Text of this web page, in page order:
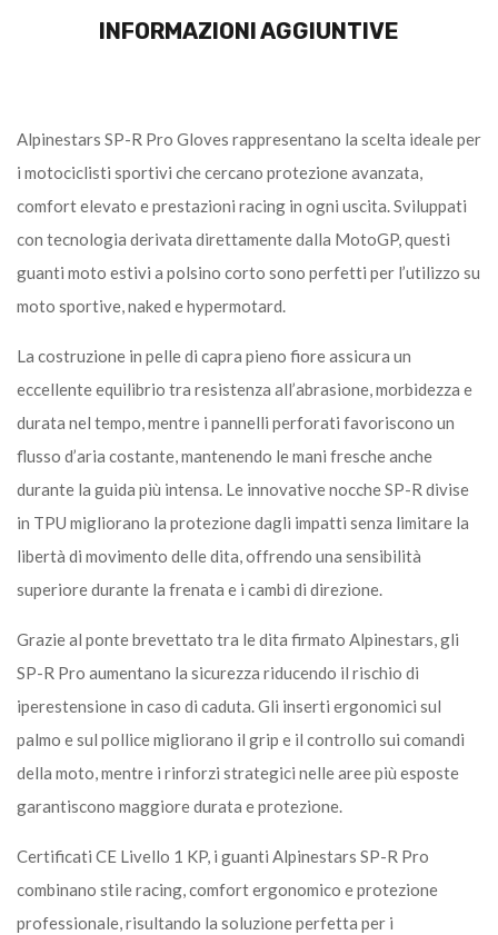
INFORMAZIONI AGGIUNTIVE
Alpinestars SP-R Pro Gloves rappresentano la scelta ideale per
i motociclisti sportivi che cercano protezione avanzata,
comfort elevato e prestazioni racing in ogni uscita. Sviluppati
con tecnologia derivata direttamente dalla MotoGP, questi
guanti moto estivi a polsino corto sono perfetti per l’utilizzo su
moto sportive, naked e hypermotard.
La costruzione in pelle di capra pieno fiore assicura un
eccellente equilibrio tra resistenza all’abrasione, morbidezza e
durata nel tempo, mentre i pannelli perforati favoriscono un
flusso d’aria costante, mantenendo le mani fresche anche
durante la guida più intensa. Le innovative nocche SP-R divise
in TPU migliorano la protezione dagli impatti senza limitare la
libertà di movimento delle dita, offrendo una sensibilità
superiore durante la frenata e i cambi di direzione.
Grazie al ponte brevettato tra le dita firmato Alpinestars, gli
SP-R Pro aumentano la sicurezza riducendo il rischio di
iperestensione in caso di caduta. Gli inserti ergonomici sul
palmo e sul pollice migliorano il grip e il controllo sui comandi
della moto, mentre i rinforzi strategici nelle aree più esposte
garantiscono maggiore durata e protezione.
Certificati CE Livello 1 KP, i guanti Alpinestars SP-R Pro
combinano stile racing, comfort ergonomico e protezione
professionale, risultando la soluzione perfetta per i